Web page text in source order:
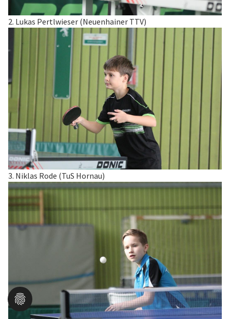
2. Lukas Pertlwieser (Neuenhainer TTV)
3. Niklas Rode (TuS Hornau)